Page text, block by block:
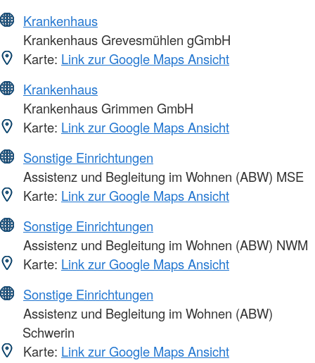
Krankenhaus
Krankenhaus Grevesmühlen gGmbH
Karte: Link zur Google Maps Ansicht
Krankenhaus
Krankenhaus Grimmen GmbH
Karte: Link zur Google Maps Ansicht
Sonstige Einrichtungen
Assistenz und Begleitung im Wohnen (ABW) MSE
Karte: Link zur Google Maps Ansicht
Sonstige Einrichtungen
Assistenz und Begleitung im Wohnen (ABW) NWM
Karte: Link zur Google Maps Ansicht
Sonstige Einrichtungen
Assistenz und Begleitung im Wohnen (ABW)
Schwerin
Karte: Link zur Google Maps Ansicht